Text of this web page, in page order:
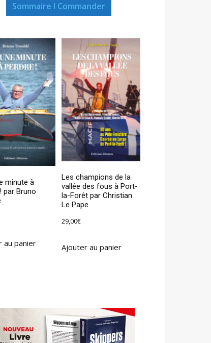
Sommaire I Commander
minute à
par Bruno
au panier
Les champions de la
vallée des fous à Port-
la-Forêt par Christian
Le Pape
29,00€
Ajouter au panier